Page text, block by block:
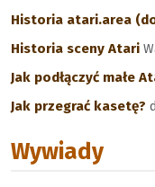
Historia atari.area
Historia sceny Atari
Jak podłączyć małe
Jak przegrać kasetę?
Wywiady